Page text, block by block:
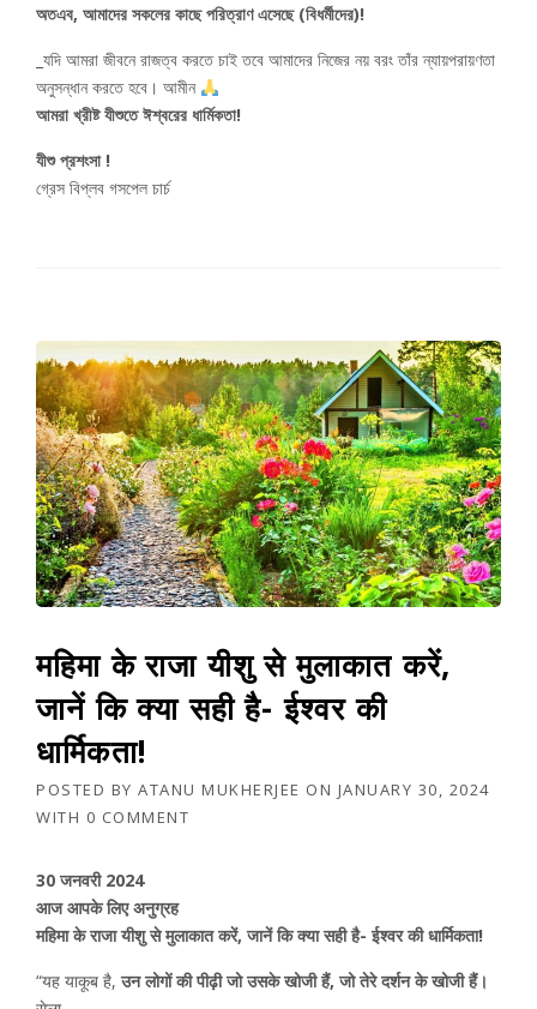
অতএব, আমাদের সকলের কাছে পরিত্রাণ এসেছে (বিধর্মীদের)!
_যদি আমরা জীবনে রাজত্ব করতে চাই তবে আমাদের নিজের নয় বরং তাঁর ন্যায়পরায়ণতা
অনুসন্ধান করতে হবে। আমীন
আমরা খ্রীষ্ট যীশুতে ঈশ্বরের ধার্মিকতা!
যীশু প্রশংসা !
গ্রেস বিপ্লব গসপেল চার্চ
महिमा के राजा यीशु से मुलाकात करें,
जानें कि क्या सही है- ईश्वर की
धार्मिकता!
POSTED BY ATANU MUKHERJEE ON JANUARY 30, 2024
WITH 0 COMMENT
30 जनवरी 2024
आज आपके लिए अनुग्रह
महिमा के राजा यीशु से मुलाकात करें, जानें कि क्या सही है- ईश्वर की धार्मिकता!
“यह याकूब है,उन लोगों की पीढ़ी जो उसके खोजी हैं, जो तेरे दर्शन के खोजी हैं।